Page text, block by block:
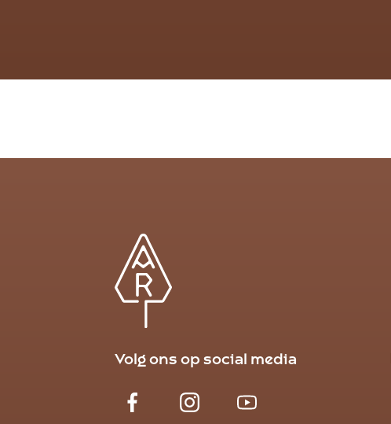
Volg ons op social media